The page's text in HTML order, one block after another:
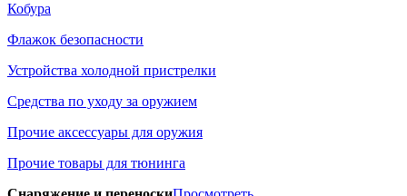
Кобура
Флажок безопасности
Устройства холодной пристрелки
Средства по уходу за оружием
Прочие аксессуары для оружия
Прочие товары для тюнинга